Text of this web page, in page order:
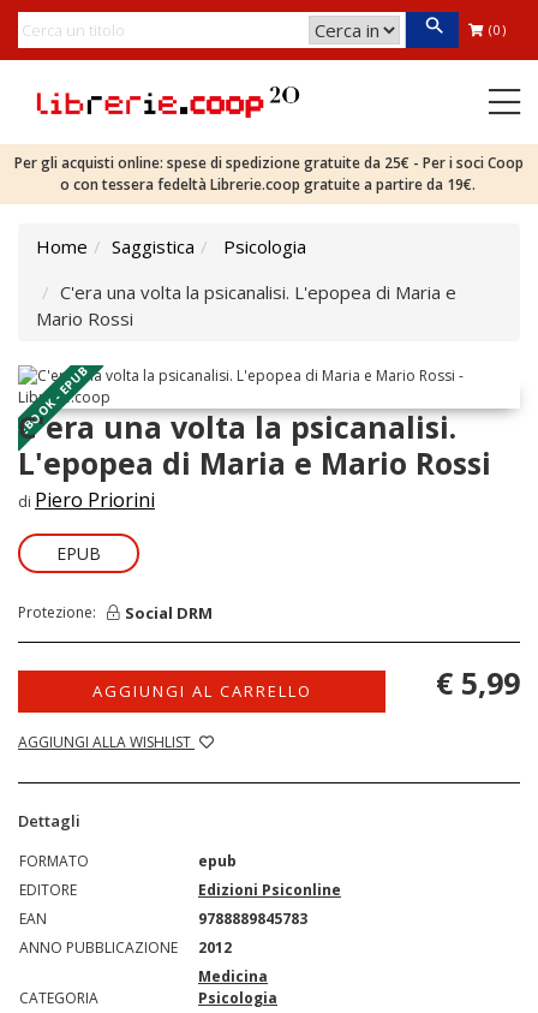
(0)
Per gli acquisti online: spese di spedizione gratuite da 25€ - Per i soci Coop
o con tessera fedeltà Librerie.coop gratuite a partire da 19€.
Home Saggistica
Psicologia
C'era una volta la psicanalisi. L'epopea di Maria e
Mario Rossi
EBOOK - EPUB
C'era una volta la psicanalisi.
L'epopea di Maria e Mario Rossi
di Piero Priorini
EPUB
Protezione: Social DRM
AGGIUNGI AL CARRELLO
AGGIUNGI ALLA WISHLIST
€ 5,99
Dettagli
FORMATO
epub
EDITORE
Edizioni Psiconline
EAN
9788889845783
ANNO PUBBLICAZIONE
2012
CATEGORIA
Medicina
Psicologia